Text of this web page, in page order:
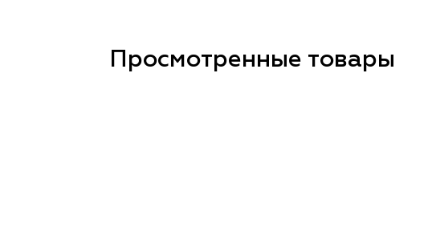
Просмотренные товары